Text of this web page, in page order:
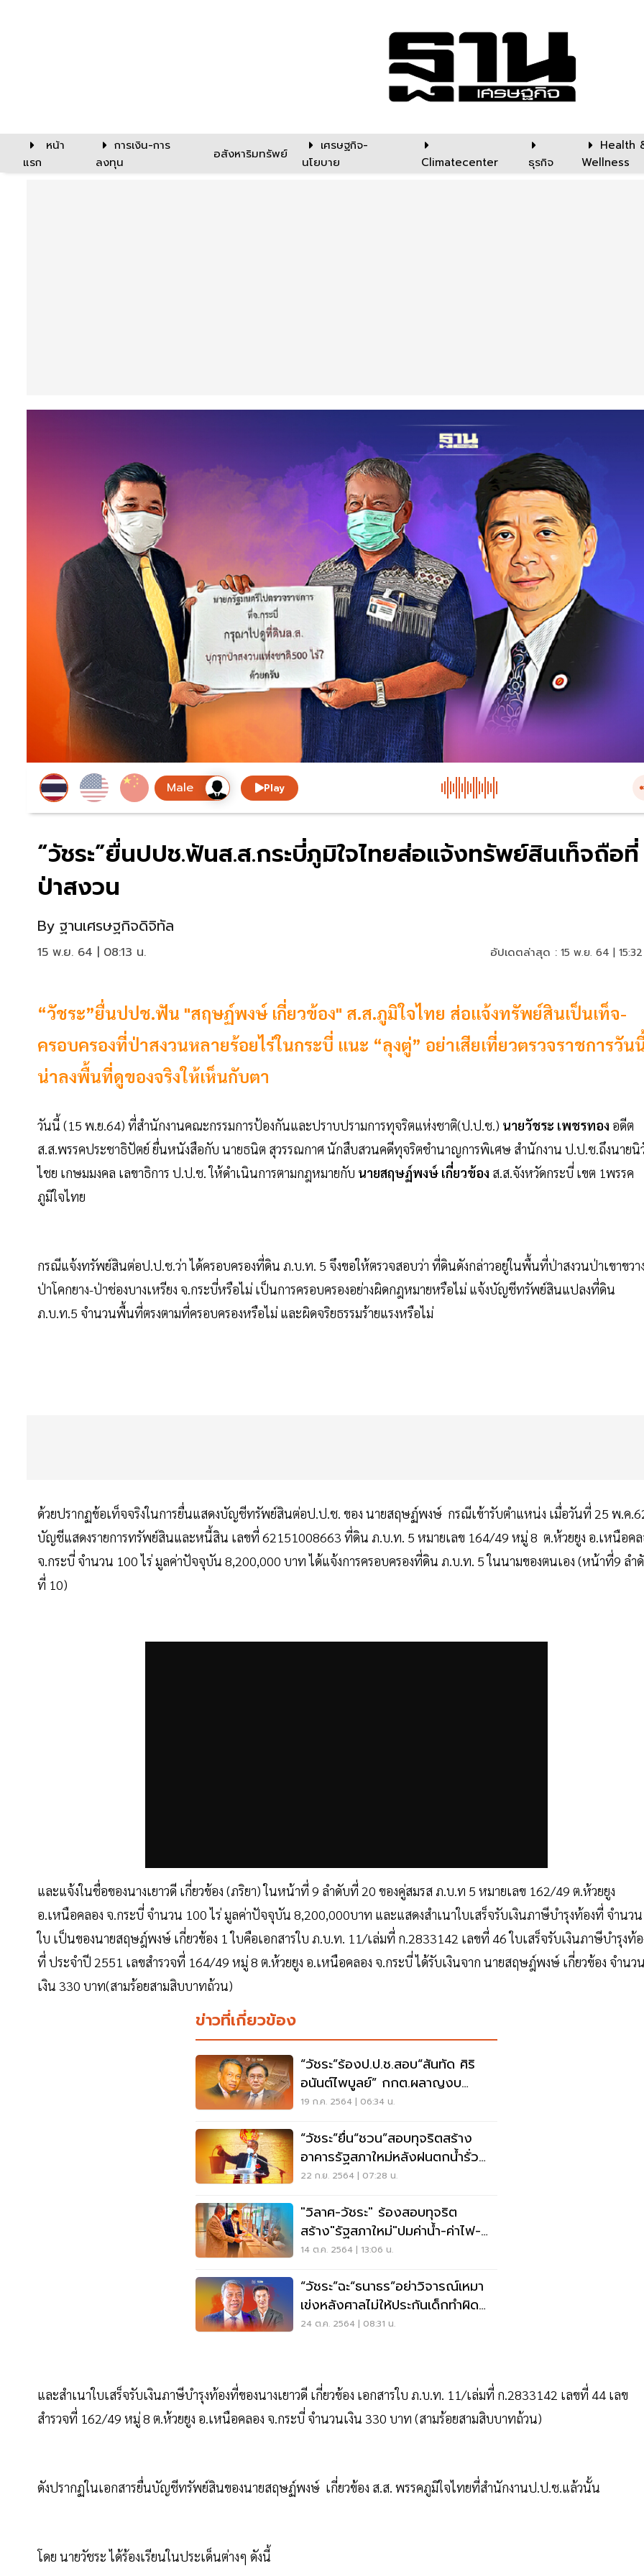
หน้า
แรก
การเงิน-การ
ลงทุน
อสังหาริมทรัพย์
เศรษฐกิจ-
นโยบาย
Climatecenter ธุรกิจ
Health
Wellness
Play
“วัชระ”ยื่นปปช.ฟันส.ส.กระบี่ภูมิใจไทยส่อแจ้งทรัพย์สินเท็จถือที่
ป่าสงวน
By ฐานเศรษฐกิจดิจิทัล
15 พ.ย. 64 | 08:13 น. อัปเดตล่าสุด : 15 พ.ย. 64 |
“วัชระ”ยื่นปปช.ฟัน "สฤษฏ์พงษ์ เกี่ยวข้อง" ส.ส.ภูมิใจไทย ส่อแจ้งทรัพย์สินเป็นเท็จ-
ครอบครองที่ป่าสงวนหลายร้อยไร่ในกระบี่ แนะ “ลุงตู่” อย่าเสียเที่ยวตรวจราชการวัน
น่าลงพื้นที่ดูของจริงให้เห็นกับตา
วันนี้ (15 พ.ย.64) ที่สำนักงานคณะกรรมการป้องกันและปราบปรามการทุจริตแห่งชาติ(ป.ป.ช.) นายวัชระ เพชรทอง อดีต
ส.ส.พรรคประชาธิปัตย์ ยื่นหนังสือกับ นายธนิต สุวรรณกาศ นักสืบสวนคดีทุจริตชำนาญการพิเศษ สำนักงาน ป.ป.ช.ถึงนายนิ
ไชย เกษมมงคล เลขาธิการ ป.ป.ช. ให้ดำเนินการตามกฎหมายกับ นายสฤษฏ์พงษ์ เกี่ยวข้อง ส.ส.จังหวัดกระบี่ เขต 1พรรค
ภูมิใจไทย
กรณีแจ้งทรัพย์สินต่อป.ป.ช.ว่า ได้ครอบครองที่ดิน ภ.บ.ท. 5 จึงขอให้ตรวจสอบว่า ที่ดินดังกล่าวอยู่ในพื้นที่ป่าสงวนป่าเขาขวา
ป่าโคกยาง-ป่าช่องบางเหรียง จ.กระบี่หรือไม่ เป็นการครอบครองอย่างผิดกฎหมายหรือไม่ แจ้งบัญชีทรัพย์สินแปลงที่ดิน
ภ.บ.ท.5 จำนวนพื้นที่ตรงตามที่ครอบครองหรือไม่ และผิดจริยธรรมร้ายแรงหรือไม่
ด้วยปรากฏข้อเท็จจริงในการยื่นแสดงบัญชีทรัพย์สินต่อป.ป.ช. ของ นายสฤษฏ์พงษ์ กรณีเข้ารับตำแหน่ง เมื่อวันที่ 25 พ.ค
บัญชีแสดงรายการทรัพย์สินและหนี้สิน เลขที่ 62151008663 ที่ดิน ภ.บ.ท. 5 หมายเลข 164/49 หมู่ 8 ต.ห้วยยูง อ.เหนือคล
จ.กระบี่ จำนวน 100 ไร่ มูลค่าปัจจุบัน 8,200,000 บาท ได้แจ้งการครอบครองที่ดิน ภ.บ.ท. 5 ในนามของตนเอง (หน้าที่9 ลำ
ที่ 10)
และแจ้งในชื่อของนางเยาวดี เกี่ยวข้อง (ภริยา) ในหน้าที่ 9 ลำดับที่ 20 ของคู่สมรส ภ.บ.ท 5 หมายเลข 162/49 ต.ห้วยยูง
อ.เหนือคลอง จ.กระบี่ จำนวน 100 ไร่ มูลค่าปัจจุบัน 8,200,000บาท และแสดงสำเนาใบเสร็จรับเงินภาษีบำรุงท้องที่ จำนว
ใบ เป็นของนายสฤษฎ์พงษ์ เกี่ยวข้อง 1 ใบคือเอกสารใบ ภ.บ.ท. 11/เล่มที่ ก.2833142 เลขที่ 46 ใบเสร็จรับเงินภาษีบำรุงท้
ที่ ประจำปี 2551 เลขสำรวจที่ 164/49 หมู่ 8 ต.ห้วยยูง อ.เหนือคลอง จ.กระบี่ ได้รับเงินจาก นายสฤษฎ์พงษ์ เกี่ยวข้อง จำนว
เงิน 330 บาท(สามร้อยสามสิบบาทถ้วน)
ข่าวที่เกี่ยวข้อง
“วัชระ”ร้องป.ป.ช.สอบ“สันทัด ศิริ
อนันต์ไพบูลย์” กกต.ผลาญงบ
หลวง
19 ก.ค. 2564 | 06:34 น.
“วัชระ”ยื่น“ชวน”สอบทุจริตสร้าง
อาคารรัฐสภาใหม่หลังฝนตกน้ำรั่ว
ซ้ำซาก
22 ก.ย. 2564 | 07:28 น.
"วิลาศ-วัชระ" ร้องสอบทุจริต
สร้าง"รัฐสภาใหม่"ปมค่าน้ำ-ค่าไฟ-
เสาไฟ
14 ต.ค. 2564 | 13:06 น.
“วัชระ”ฉะ“ธนาธร”อย่าวิจารณ์เหมา
เข่งหลังศาลไม่ให้ประกันเด็กทำผิด
ม.112
24 ต.ค. 2564 | 08:31 น.
และสำเนาใบเสร็จรับเงินภาษีบำรุงท้องที่ของนางเยาวดี เกี่ยวข้อง เอกสารใบ ภ.บ.ท. 11/เล่มที่ ก.2833142 เลขที่ 44 เลข
สำรวจที่ 162/49 หมู่ 8 ต.ห้วยยูง อ.เหนือคลอง จ.กระบี่ จำนวนเงิน 330 บาท (สามร้อยสามสิบบาทถ้วน)
ดังปรากฏในเอกสารยื่นบัญชีทรัพย์สินของนายสฤษฏ์พงษ์ เกี่ยวข้อง ส.ส. พรรคภูมิใจไทยที่สำนักงานป.ป.ช.แล้วนั้น
โดย นายวัชระ ได้ร้องเรียนในประเด็นต่างๆ ดังนี้